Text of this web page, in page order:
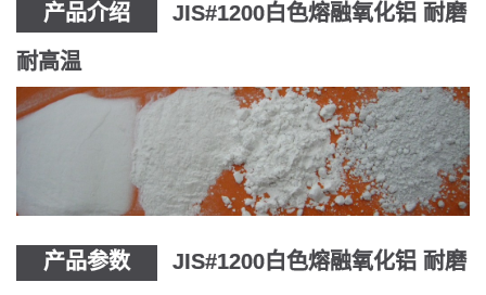
产品介绍 JIS#1200白色熔融氧化铝 耐磨
耐高温
产品参数 JIS#1200白色熔融氧化铝 耐磨